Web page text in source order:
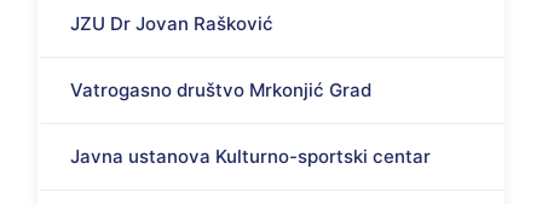
JZU Dr Jovan Rašković
Vatrogasno društvo Mrkonjić Grad
Javna ustanova Kulturno-sportski centar